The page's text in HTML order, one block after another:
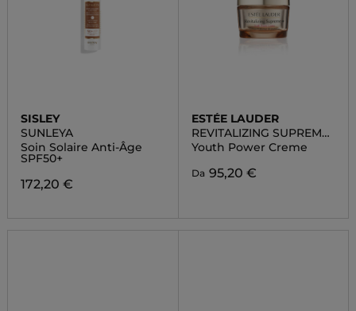
SISLEY
SUNLEYA
Soin Solaire Anti-Âge
SPF50+
172,20 €
ESTÉE LAUDER
REVITALIZING SUPREME
+
Youth Power Creme
Da 95,20 €